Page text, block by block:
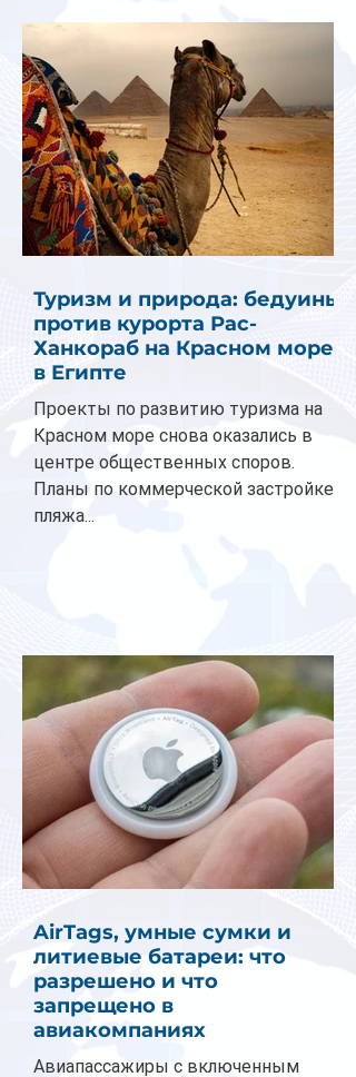
Туризм и природа: бедуины
против курорта Рас-
Ханкораб на Красном море
в Египте
Проекты по развитию туризма на
Красном море снова оказались в
центре общественных споров.
Планы по коммерческой застройке
пляжа...
AirTags, умные сумки и
литиевые батареи: что
разрешено и что
запрещено в
авиакомпаниях
Авиапассажиры с включенным